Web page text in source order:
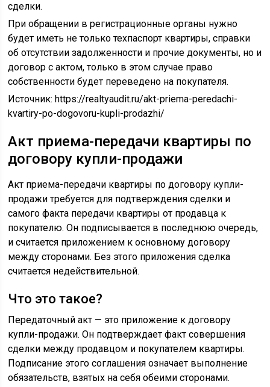
сделки.
При обращении в регистрационные органы нужно
будет иметь не только техпаспорт квартиры, справки
об отсутствии задолженности и прочие документы, но и
договор с актом, только в этом случае право
собственности будет переведено на покупателя.
Источник:https://realtyaudit.ru/akt-priema-peredachi-
kvartiry-po-dogovoru-kupli-prodazhi/
Акт приема-передачи квартиры по
договору купли-продажи
Акт приема-передачи квартиры по договору купли-
продажи требуется для подтверждения сделки и
самого факта передачи квартиры от продавца к
покупателю. Он подписывается в последнюю очередь,
и считается приложением к основному договору
между сторонами. Без этого приложения сделка
считается недействительной.
Что это такое?
Передаточный акт — это приложение к договору
купли-продажи. Он подтверждает факт совершения
сделки между продавцом и покупателем квартиры.
Подписание этого соглашения означает выполнение
обязательств, взятых на себя обеими сторонами.